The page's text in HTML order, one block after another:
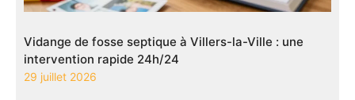
Vidange de fosse septique à Villers-la-Ville : une
intervention rapide 24h/24
29 juillet 2026